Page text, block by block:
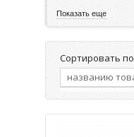
Показать еще
Сортировать по